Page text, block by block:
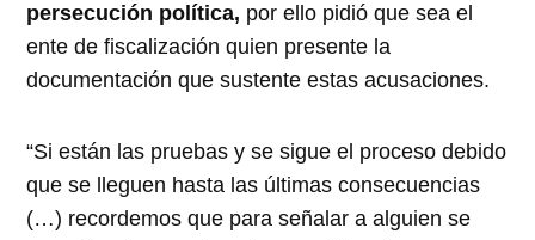
persecución política, por ello pidió que sea el
ente de fiscalización quien presente la
documentación que sustente estas acusaciones.
“Si están las pruebas y se sigue el proceso debido
que se lleguen hasta las últimas consecuencias
(…) recordemos que para señalar a alguien se